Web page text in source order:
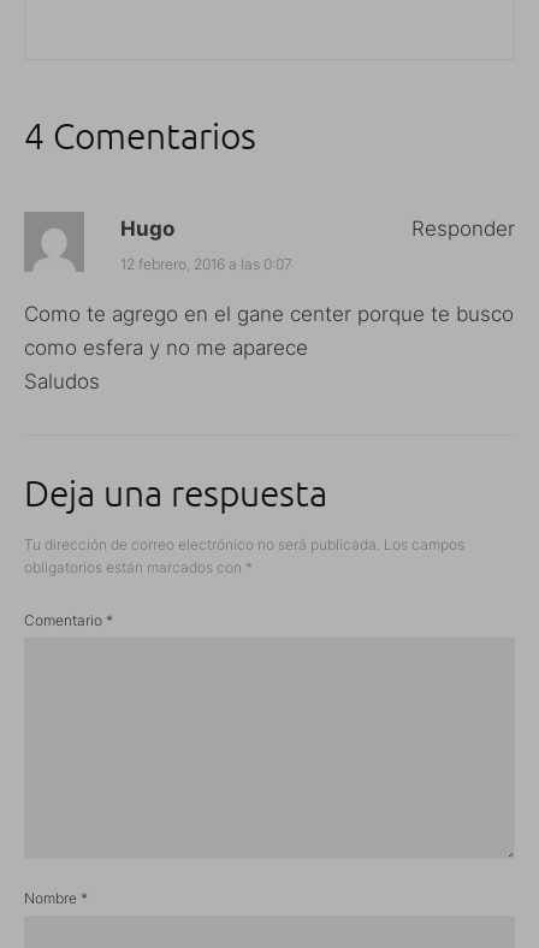
4 Comentarios
Hugo
12 febrero, 2016 a las 0:07
Como te agrego en el gane center porque te busco
como esfera y no me aparece
Saludos
Responder
Deja una respuesta
Tu dirección de correo electrónico no será publicada. Los campos
obligatorios están marcados con *
Comentario *
Nombre *